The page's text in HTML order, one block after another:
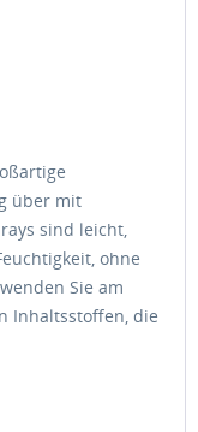
über mit
sind leicht,
ohne
Sie am
Inhaltsstoffen, die